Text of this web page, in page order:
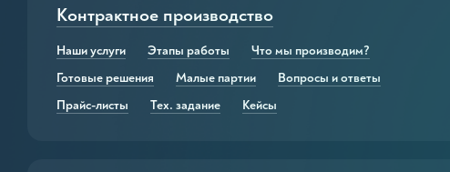
вода
и органическая
мыло
Косметика для животных
Мыло для мытья лап
Контрактное производство
Наши услуги Этапы работы
Что мы производим?
Готовые решения
Малые партии
Вопросы и ответы
Прайс-листы
Тех. задание Кейсы